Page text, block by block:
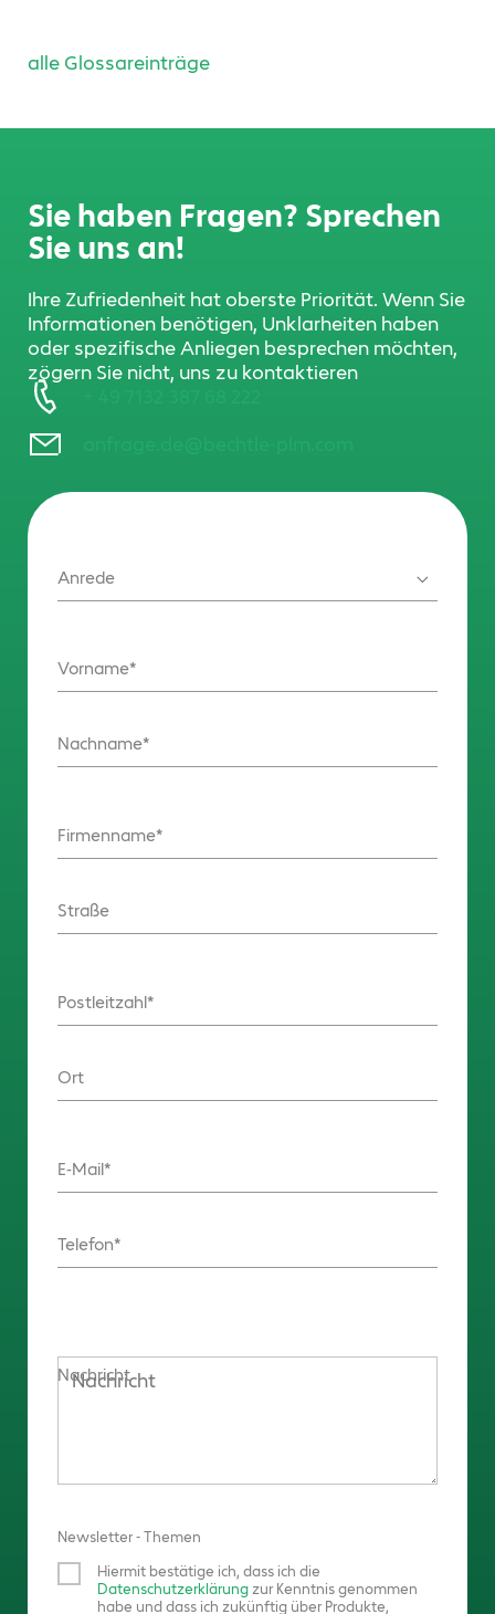
alle Glossareinträge
Sie haben Fragen? Sprechen
Sie uns an!
Ihre Zufriedenheit hat oberste Priorität. Wenn Sie
Informationen benötigen, Unklarheiten haben
oder spezifische Anliegen besprechen möchten,
zögern Sie nicht, uns zu kontaktieren
Anrede
Vorname
Nachname
Firmenname
Straße
Postleitzahl
Ort
E-Mail
Telefon
Nachricht
Newsletter - Themen
Hiermit bestätige ich, dass ich die
Datenschutzerklärungzur Kenntnis genommen
habe und dass ich zukünftig über Produkte,